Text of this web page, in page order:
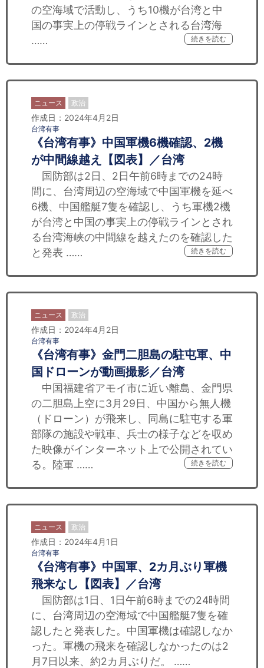
の空海域で活動し、うち10機が台湾と中
国の事実上の停戦ラインとされる台湾海
……
続きを読む
ニュース 政治
作成日：2024年4月2日
台湾有事
《台湾有事》中国軍機6機確認、2機
が中間線越え【図表】／台湾
国防部は2日、2日午前6時までの24時
間に、台湾周辺の空海域で中国軍機を延べ
6機、中国艦艇7隻を確認し、うち軍機2機
が台湾と中国の事実上の停戦ラインとされ
る台湾海峡の中間線を越えたのを確認した
と発表 ……
続きを読む
ニュース 政治
作成日：2024年4月2日
台湾有事
《台湾有事》金門二胆島の駐屯軍、中
国ドローンが動画撮影／台湾
中国福建省アモイ市に近い離島、金門県
の二胆島上空に3月29日、中国から無人機
（ドローン）が飛来し、同島に駐屯する軍
部隊の施設や戦車、兵士の様子などを収め
た映像がインターネット上で公開されてい
る。陸軍 ……
続きを読む
ニュース 政治
作成日：2024年4月1日
台湾有事
《台湾有事》中国軍、2カ月ぶり軍機
飛来なし【図表】／台湾
国防部は1日、1日午前6時までの24時間
に、台湾周辺の空海域で中国艦艇7隻を確
認したと発表した。中国軍機は確認しなか
った。軍機の飛来を確認しなかったのは2
月7日以来、約2カ月ぶりだ。 ……